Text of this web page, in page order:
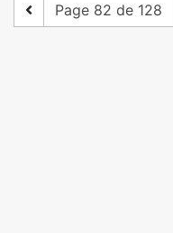
Page 82 de 128